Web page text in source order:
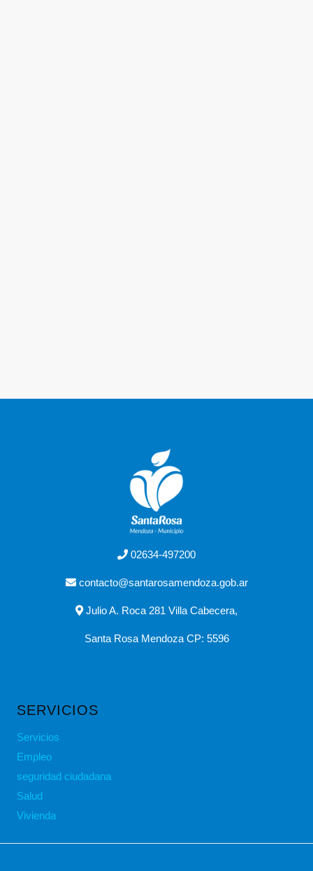
02634-497200
contacto@santarosamendoza.gob.ar
Julio A. Roca 281 Villa Cabecera,
Santa Rosa Mendoza CP: 5596
SERVICIOS
Servicios
Empleo
seguridad ciudadana
Salud
Vivienda